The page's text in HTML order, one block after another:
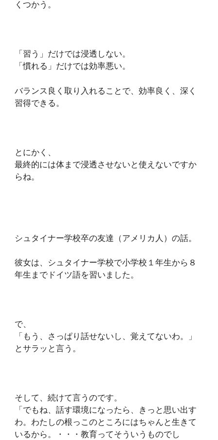
くつかう。
「習う」だけでは浸透しない。
「慣れる」だけでは効率悪い。
バランス良く取り入れることで、効率良く、深く
習得できる。
とにかく、
最終的には体まで浸透させないと使えないですか
らね。
シュタイナー学校卒の友達（アメリカ人）の話。
彼女は、シュタイナー学校で小学校１年生から８
年生までドイツ語を習いました。
で、
「もう、さっぱり話せないし、覚えてないわ。」
とサラッと言う。
そして、続けて言うのです。
「でもね、話す環境になったら、きっと思い出す
わ。わたしの根っこのところにはちゃんと生きて
いるから。・・・教育ってそういうものでし